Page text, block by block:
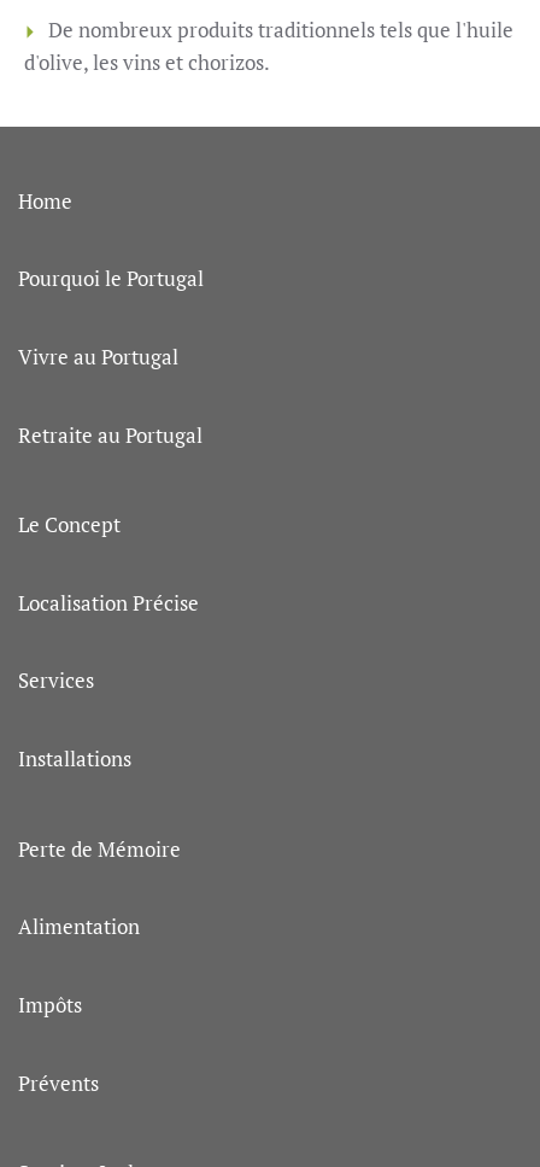
De nombreux produits traditionnels tels que l'huile
d'olive, les vins et chorizos.
Home
Pourquoi le Portugal
Vivre au Portugal
Retraite au Portugal
Le Concept
Localisation Précise
Services
Installations
Perte de Mémoire
Alimentation
Impôts
Prévents